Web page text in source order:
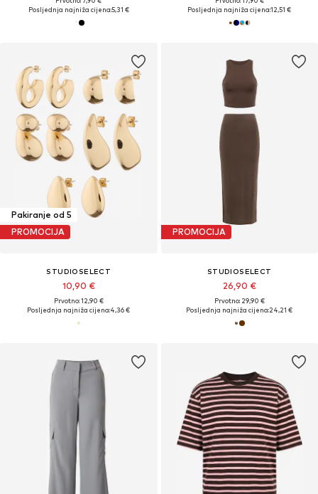
Posljednja najniža cijena:5,31 €
Posljednja najniža cijena:12,51 €
Pakiranje od 5
PROMOCIJA
STUDIOSELECT
10,90 €
Prvotno: 12,90 €
Posljednja najniža cijena:4,36 €
PROMOCIJA
STUDIOSELECT
26,90 €
Prvotno: 29,90 €
Posljednja najniža cijena:24,21 €